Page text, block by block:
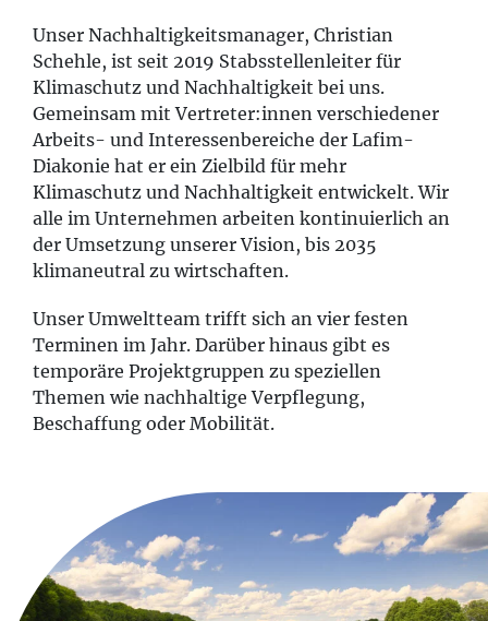
Unser Nachhaltigkeitsmanager, Christian
Schehle, ist seit 2019 Stabsstellenleiter für
Klimaschutz und Nachhaltigkeit bei uns.
Gemeinsam mit Vertreter:innen verschiedener
Arbeits- und Interessenbereiche der Lafim-
Diakonie hat er ein Zielbild für mehr
Klimaschutz und Nachhaltigkeit entwickelt. Wir
alle im Unternehmen arbeiten kontinuierlich an
der Umsetzung unserer Vision, bis 2035
klimaneutral zu wirtschaften.
Unser Umweltteam trifft sich an vier festen
Terminen im Jahr. Darüber hinaus gibt es
temporäre Projektgruppen zu speziellen
Themen wie nachhaltige Verpflegung,
Beschaffung oder Mobilität.